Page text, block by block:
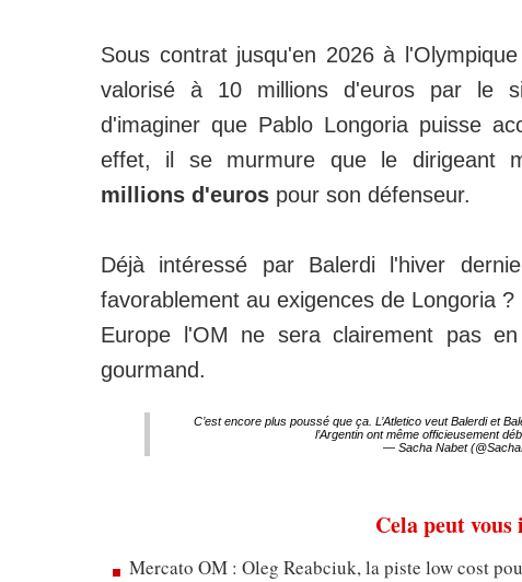
Sous contrat jusqu'en 2026 à
valorisé à 10 millions d'euros par le
d'imaginer que Pablo Longoria puisse
effet, il se murmure que le dirigeant
millions d'euros pour son défenseur.
Déjà intéressé par Balerdi l'hiver
favorablement au exigences de Longoria
Europe l'OM ne sera clairement pas
gourmand.
C’est encore plus poussé que ça. L’Atletico veut Balerdi et
l’Argentin ont même officieusement
— Sacha Nabet
Cela peut vous
Mercato OM : Oleg Reabciuk, la piste low cost